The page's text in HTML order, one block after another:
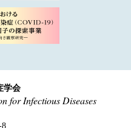
学会
for Infectious Diseases